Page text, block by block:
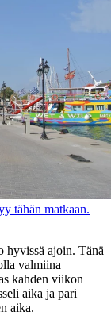
tähän matkaan.
hyvissä ajoin. Tänä
valmiina
kahden viikon
aika ja pari
aika.